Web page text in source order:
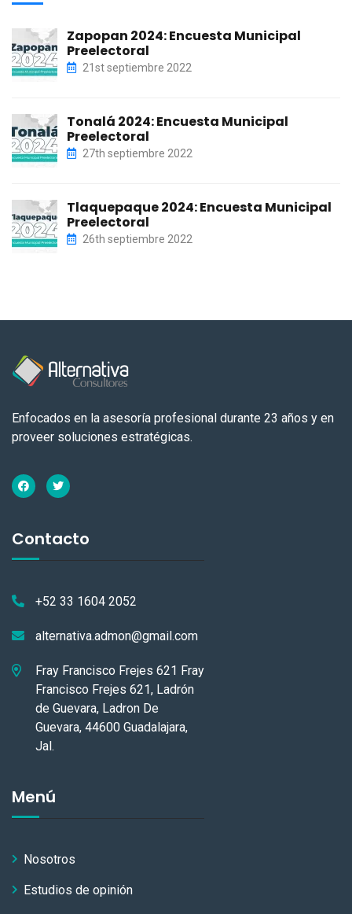
Zapopan 2024: Encuesta Municipal
Preelectoral
21st septiembre 2022
Tonalá 2024: Encuesta Municipal
Preelectoral
27th septiembre 2022
Tlaquepaque 2024: Encuesta Municipal
Preelectoral
26th septiembre 2022
Enfocados en la asesoría profesional durante 23 años y en
proveer soluciones estratégicas.
Contacto
+52 33 1604 2052
alternativa.admon@gmail.com
Fray Francisco Frejes 621 Fray
Francisco Frejes 621, Ladrón
de Guevara, Ladron De
Guevara, 44600 Guadalajara,
Jal.
Menú
Nosotros
Estudios de opinión